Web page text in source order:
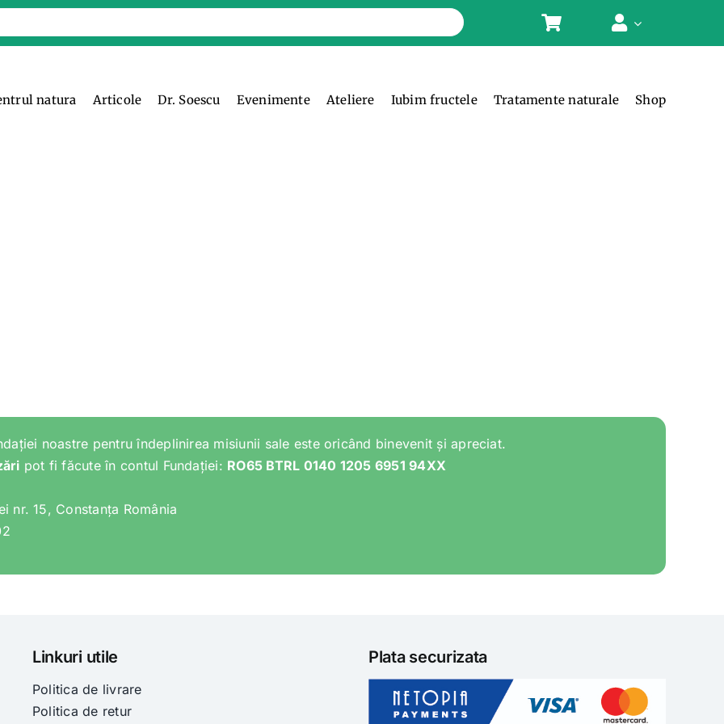
natura Articole Dr. Soescu Evenimente Ateliere Iubim fructele Tratamente naturale Shop
noastre pentru îndeplinirea misiunii sale este oricând binevenit și apreciat.
pot fi făcute în contul Fundației: RO65 BTRL 0140 1205 6951 94XX
nr. 15, Constanța România
Linkuri utile
Politica de livrare
Politica de retur
Plata securizata